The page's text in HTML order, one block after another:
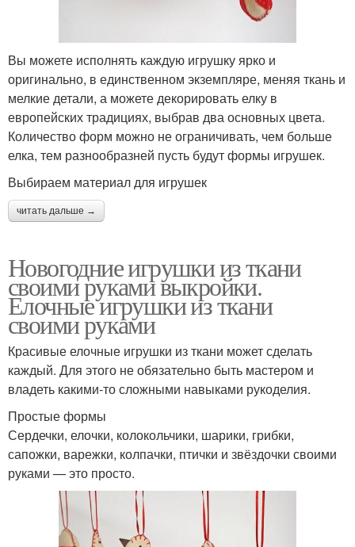
Вы можете исполнять каждую игрушку ярко и
оригинально, в единственном экземпляре, меняя ткань и
мелкие детали, а можете декорировать елку в
европейских традициях, выбрав два основных цвета.
Количество форм можно не ограничивать, чем больше
елка, тем разнообразней пусть будут формы игрушек.
Выбираем материал для игрушек
читать дальше →
Новогодние игрушки из ткани
своими руками выкройки.
Елочные игрушки из ткани
своими руками
Красивые елочные игрушки из ткани может сделать
каждый. Для этого не обязательно быть мастером и
владеть какими-то сложными навыками рукоделия.
Простые формы
Сердечки, елочки, колокольчики, шарики, грибки,
сапожки, варежки, колпачки, птички и звёздочки своими
руками — это просто.